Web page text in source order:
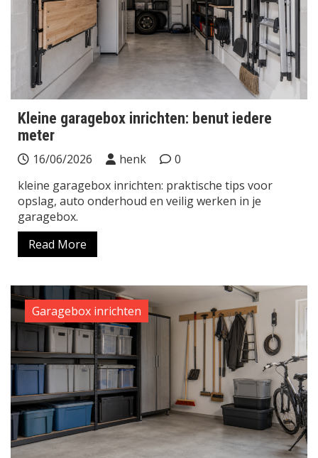
Kleine garagebox inrichten: benut iedere
meter
16/06/2026 henk
0
kleine garagebox inrichten: praktische tips voor
opslag, auto onderhoud en veilig werken in je
garagebox.
Read More
Garagebox inrichten